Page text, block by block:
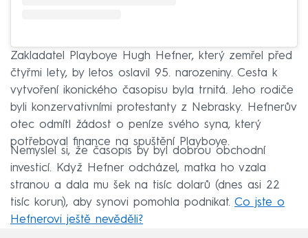
Zakladatel Playboye Hugh Hefner, který zemřel před
čtyřmi lety, by letos oslavil 95. narozeniny. Cesta k
vytvoření ikonického časopisu byla trnitá. Jeho rodiče
byli konzervativními protestanty z Nebrasky. Hefnerův
otec odmítl žádost o peníze svého syna, který
potřeboval finance na spuštění Playboye.
Nemyslel si, že časopis by byl dobrou obchodní
investicí. Když Hefner odcházel, matka ho vzala
stranou a dala mu šek na tisíc dolarů (dnes asi 22
tisíc korun), aby synovi pomohla podnikat. Co jste o
Hefnerovi ještě nevěděli?